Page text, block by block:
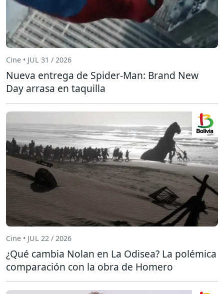
Cine • JUL 31 / 2026
Nueva entrega de Spider-Man: Brand New
Day arrasa en taquilla
Cine • JUL 22 / 2026
¿Qué cambia Nolan en La Odisea? La polémica
comparación con la obra de Homero